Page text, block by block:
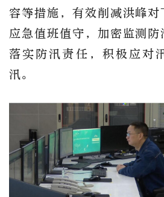
容等措施，有效削减洪峰
应急值班值守，加密监测
落实防汛责任，积极应对
汛。